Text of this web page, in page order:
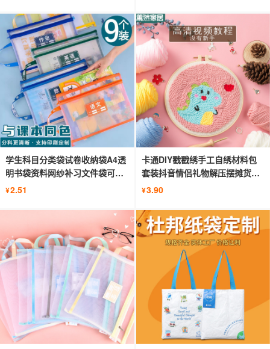
学生科目分类袋试卷收纳袋A4透
明书袋资料网纱补习文件袋可印
logo
¥2.51
卡通DIY戳戳绣手工自绣材料包
套装抖音情侣礼物解压摆摊货源
XW005
¥3.90